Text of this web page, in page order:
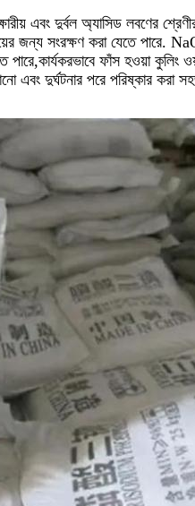
এবং দুর্বল অ্যাসিড লবণের
জন্য সংরক্ষণ করা যেতে পারে.
ফাঁস হওয়া কুলিং
এবং দুর্ঘটনার পরে পরিষ্কার করা